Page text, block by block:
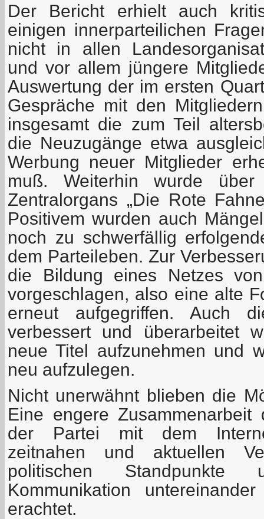
Der Bericht erhielt auch
einigen innerparteilichen
nicht in allen
und vor allem jüngere
Auswertung der im ersten
Gespräche mit den
insgesamt die zum Teil
die Neuzugänge etwa
Werbung neuer Mitglieder
muß. Weiterhin wurde
Zentralorgans „Die Rote
Positivem wurden auch
noch zu schwerfällig
dem Parteileben. Zur
die Bildung eines Netzes von
vorgeschlagen, also eine alte
erneut aufgegriffen. Auch
verbessert und überarbeitet
neue Titel aufzunehmen und
neu aufzulegen.
Nicht unerwähnt blieben die
Eine engere
der Partei mit dem
zeitnahen und aktuellen
politischen
Kommunikation
erachtet.